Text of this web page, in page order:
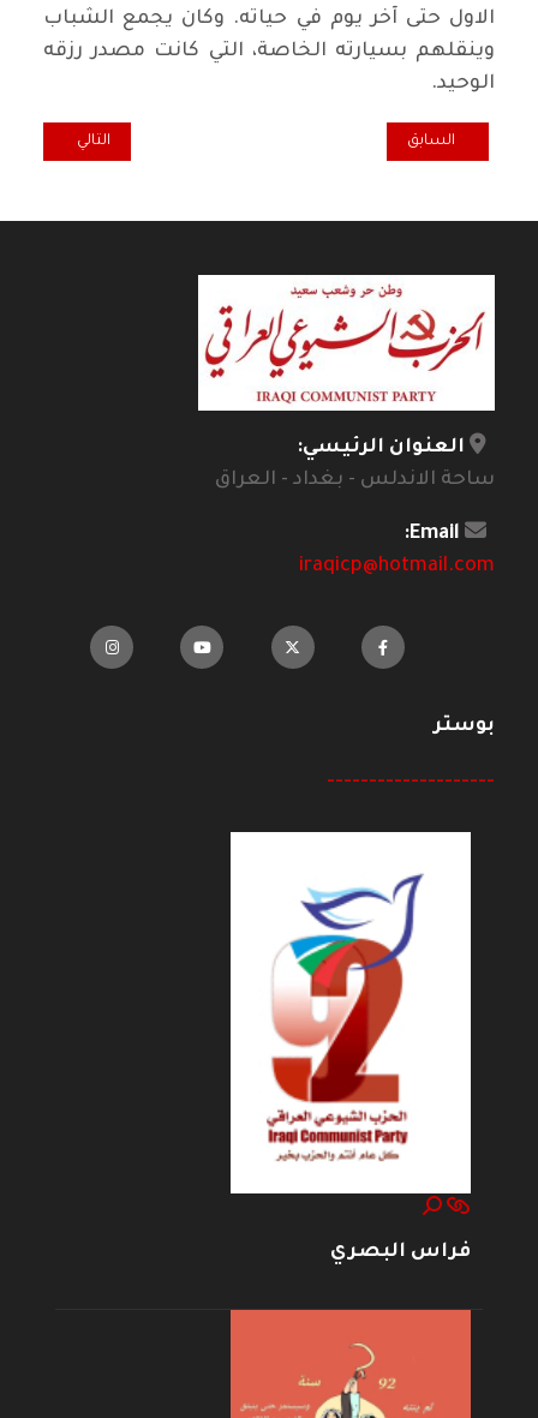
الاول حتى آخر يوم في حياته. وكان يجمع الشباب
وينقلهم بسيارته الخاصة، التي كانت مصدر رزقه
الوحيد.
المقال السابق: اذا انا لم احترق وانت لم تحترق فمن الذي ينير الدرب
السابق المقال التالي:
التالي
العنوان الرئيسي:
ساحة الاندلس - بغداد - العراق
Email:
iraqicp@hotmail.com
بوستر
--------------------
فراس البصري